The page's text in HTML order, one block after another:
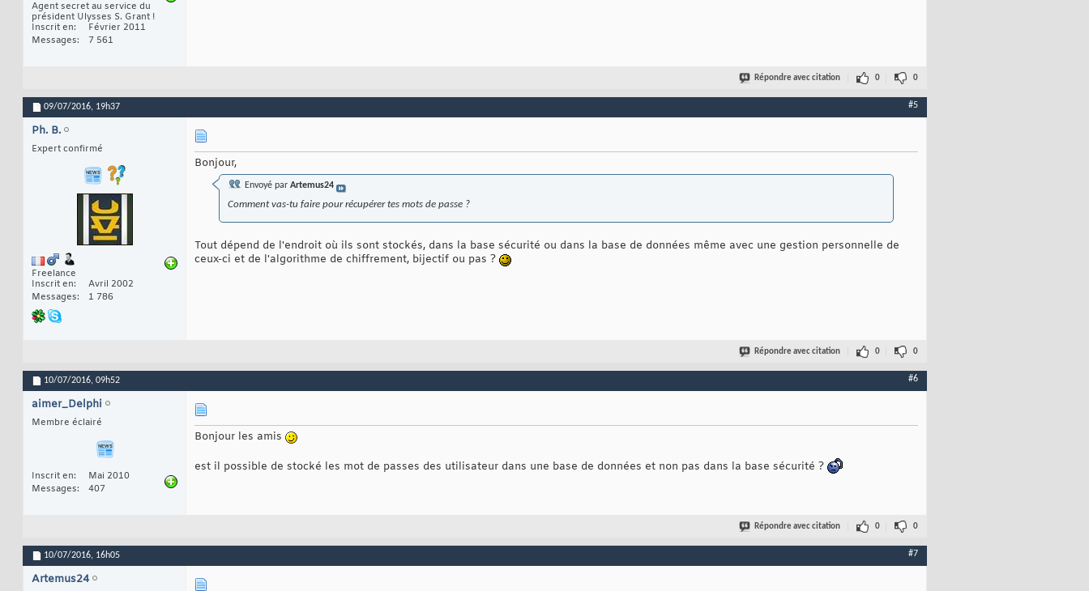
Agent secret au service du
président Ulysses S. Grant !
Inscrit en
Février 2011
Messages
7 561
Répondre avec citation 0 0
09/07/2016, 19h37 #5
Ph. B.
Expert confirmé
Freelance
Inscrit en
Avril 2002
Messages
1 786
Bonjour,
Envoyé par Artemus24
Comment vas-tu faire pour récupérer tes mots de passe ?
Tout dépend de l'endroit où ils sont stockés, dans la base sécurité ou dans la base de données même avec une gestion personnelle de
ceux-ci et de l'algorithme de chiffrement, bijectif ou pas ?
Répondre avec citation 0 0
10/07/2016, 09h52 #6
aimer_Delphi
Membre éclairé
Inscrit en
Mai 2010
Messages
407
Bonjour les amis
est il possible de stocké les mot de passes des utilisateur dans une base de données et non pas dans la base sécurité ?
Répondre avec citation 0 0
10/07/2016, 16h05 #7
Artemus24